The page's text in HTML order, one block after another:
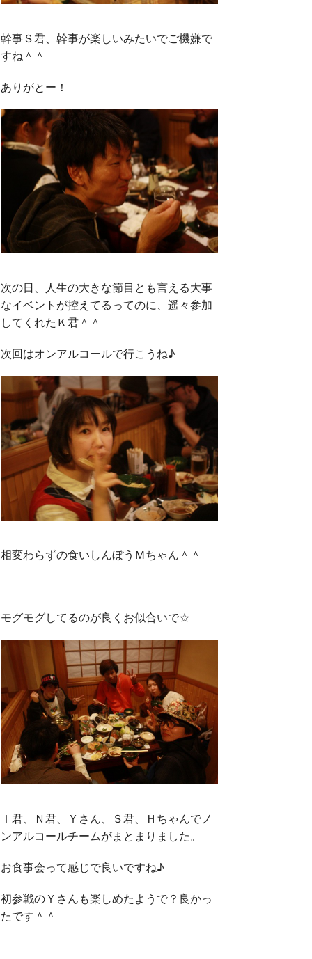
幹事Ｓ君、幹事が楽しいみたいでご機嫌で
すね＾＾
ありがとー！
次の日、人生の大きな節目とも言える大事
なイベントが控えてるってのに、遥々参加
してくれたＫ君＾＾
次回はオンアルコールで行こうね♪
相変わらずの食いしんぼうＭちゃん＾＾
モグモグしてるのが良くお似合いで☆
Ｉ君、Ｎ君、Ｙさん、Ｓ君、Ｈちゃんでノ
ンアルコールチームがまとまりました。
お食事会って感じで良いですね♪
初参戦のＹさんも楽しめたようで？良かっ
たです＾＾